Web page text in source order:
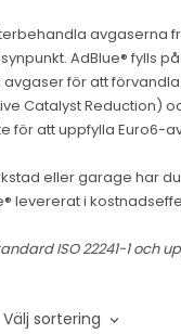
avgaserna
AdBlue® fylls
för att
Catalyst Reduction)
för att uppfylla Euro6-
eller garage har
levererat i
ISO 22241-1 och
Välj sortering